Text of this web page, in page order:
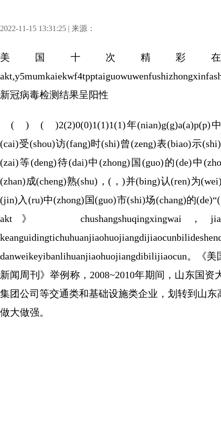
2022-11-15 13:31:25 | 来源：
美国十次精彩
新冠病毒检测结果呈阳性
( ) ( )2(2)0(0)1(1)1(1)年(nian)g(g)a(a)p(p)中
(cai)受(shou)访(fang)时(shi)曾(zeng)表(biao)示
(zai)等(deng)待(dai)中(zhong)国(guo)的(de)中
(zhan)成(cheng)熟(shu)，(，)并(bing)认(ren)为
(jin)入(ru)中(zhong)国(guo)市(shi)场(chang)的
akt》 chushangshuqingxingwai，
danweikeyibanlihuanjiaohuojiangdibilijiaocun。
新闻周刊》举例称，2008~2010年期间，山东国
集团公司等交通类和基础设施类企业，划转到山
做大做强。